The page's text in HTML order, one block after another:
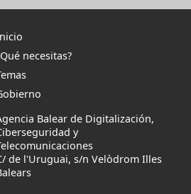
necesitas?
Balear de Digitalización,
y
de l'Uruguai, s/n Velòdrom Illes